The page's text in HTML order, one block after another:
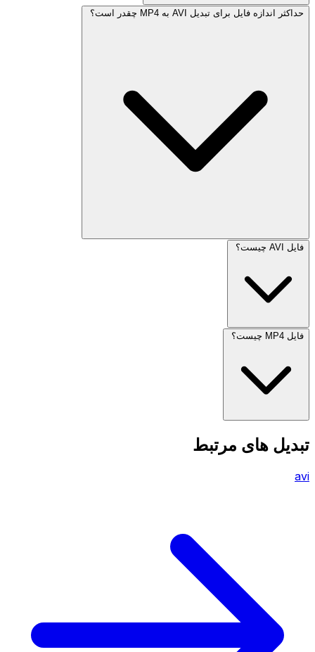
حداکثر اندازه فایل برای تبدیل AVI به MP4 چقدر است؟
فایل AVI چیست؟
فایل MP4 چیست؟
تبدیل های مرتبط
avi